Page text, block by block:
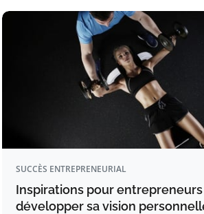
SUCCÈS ENTREPRENEURIAL
Inspirations pour entrepreneurs
développer sa vision